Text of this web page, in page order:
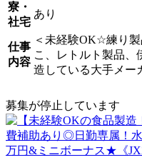
寮・
社宅
あり
仕事
内容
＜未経験OK☆練り
こ、レトルト製品、
造している大手メー
募集が停止しています